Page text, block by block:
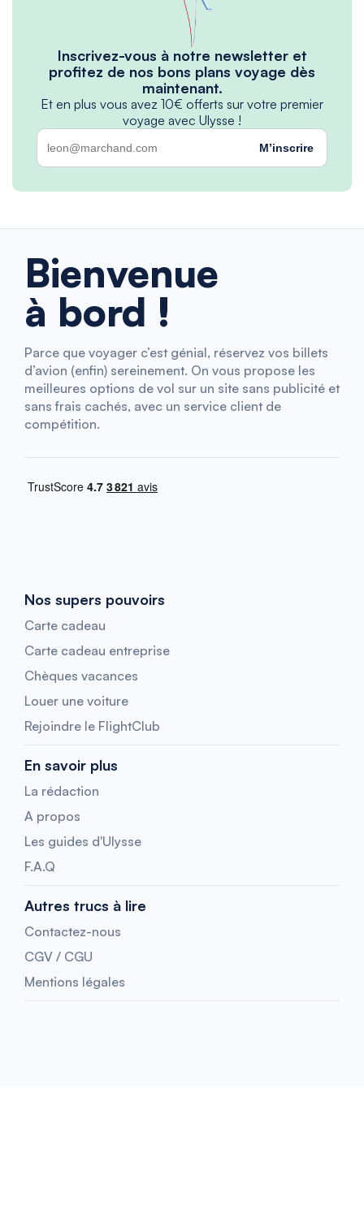
Inscrivez-vous à notre newsletter et
profitez de nos bons plans voyage dès
maintenant.
Et en plus vous avez 10€ offerts sur votre premier
voyage avec Ulysse !
M’inscrire
Bienvenue
à bord !
Parce que voyager c’est génial, réservez vos billets
d’avion (enfin) sereinement. On vous propose les
meilleures options de vol sur un site sans publicité et
sans frais cachés, avec un service client de
compétition.
Nos supers pouvoirs
Carte cadeau
Carte cadeau entreprise
Chèques vacances
Louer une voiture
Rejoindre le FlightClub
En savoir plus
La rédaction
A propos
Les guides d'Ulysse
F.A.Q
Autres trucs à lire
Contactez-nous
CGV / CGU
Mentions légales